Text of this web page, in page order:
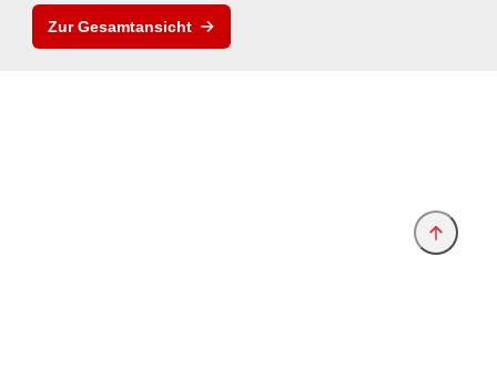
Zur Gesamtansicht